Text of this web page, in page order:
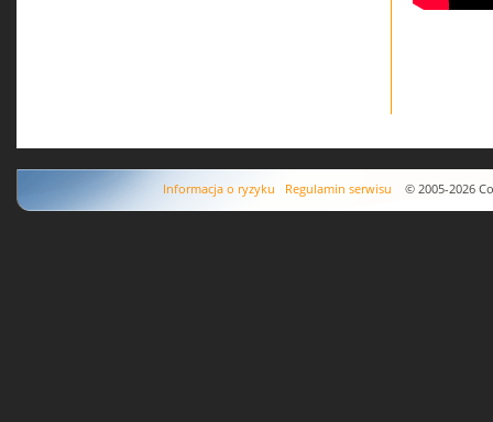
Informacja o ryzyku Regulamin serwisu © 2005-2026